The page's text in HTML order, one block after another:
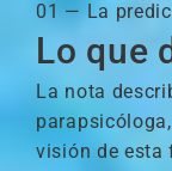
01 — La
Lo que
La nota
visión de esta